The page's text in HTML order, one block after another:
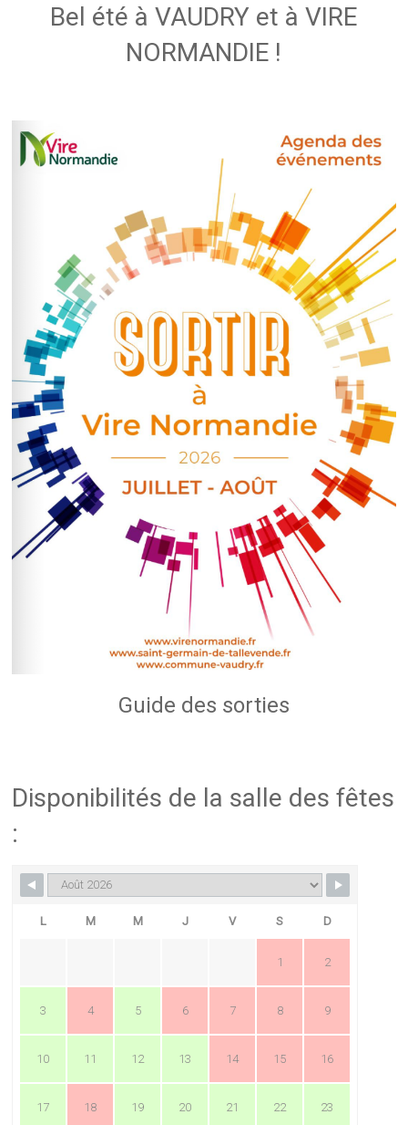
Bel été à VAUDRY et à VIRE
NORMANDIE !
Guide des sorties
Disponibilités de la salle des fêtes
:
L M M J V S D
1 2
3 4 5 6 7 8 9
10 11 12 13 14 15 16
17 18 19 20 21 22 23